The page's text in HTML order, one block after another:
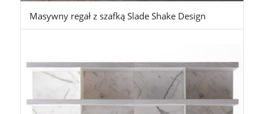
Masywny regał z szafką Slade Shake Design